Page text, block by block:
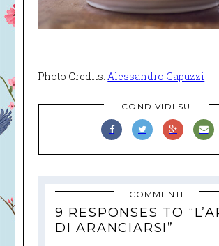
Photo Credits:Alessandro Capuzzi
CONDIVIDI SU
COMMENTI
9 RESPONSES TO “
DI ARANCIARSI ”